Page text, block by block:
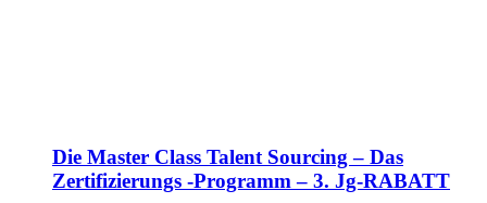
Die Master Class Talent Sourcing – Das
Zertifizierungs -Programm – 3. Jg-RABATT